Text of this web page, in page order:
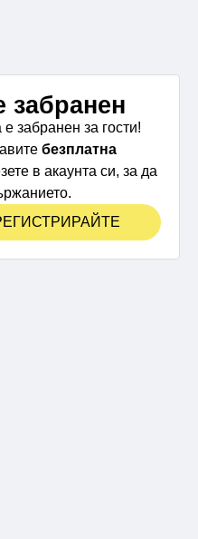
забранен
забранен за гости!
безплатна
в акаунта си, за да